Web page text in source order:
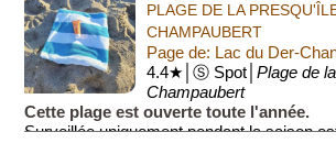
...
PLAGE DE LA
CHAMPAUBERT
Page de: Lac du Der-
4.4★│Ⓢ Spot│Plage de
Champaubert
Cette plage est ouverte toute l'année.
Surveillée uniquement pendant la saison